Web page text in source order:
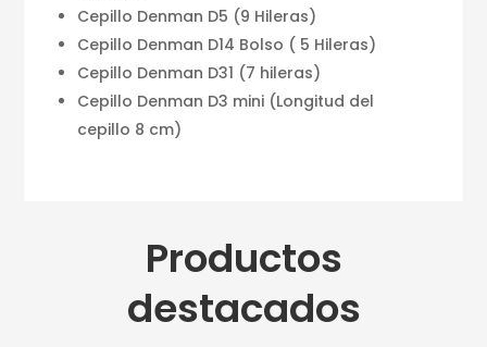
Cepillo Denman D5 (9 Hileras)
Cepillo Denman D14 Bolso ( 5 Hileras)
Cepillo Denman D31 (7 hileras)
Cepillo Denman D3 mini (Longitud del
cepillo 8 cm)
Productos
destacados